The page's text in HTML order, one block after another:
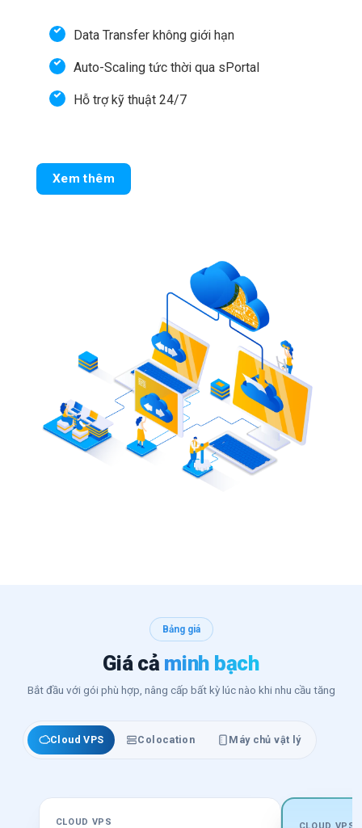
Data Transfer không giới hạn
Auto-Scaling tức thời qua sPortal
Hỗ trợ kỹ thuật 24/7
Xem thêm
Bảng giá
Giá cả minh bạch
Bắt đầu với gói phù hợp, nâng cấp bất kỳ lúc nào khi nhu cầu tăng
Cloud VPS Colocation Máy chủ vật lý
CLOUD VPS CLOUD VPS